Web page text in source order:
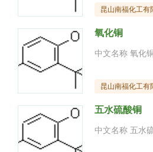
昆山南福化工有
氧化铜
昆山南福化工有
五水硫酸铜